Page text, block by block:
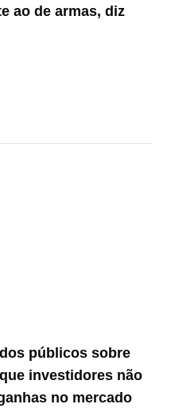
ao de armas, diz
públicos sobre
investidores não
no mercado